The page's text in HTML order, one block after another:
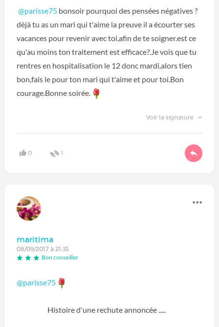
@parisse75 bonsoir pourquoi des pensées négatives ?
dèjà tu as un mari qui t'aime la preuve il a écourter ses
vacances pour revenir avec toi,afin de te soigner.est ce
qu'au moins ton traitement est efficace?.Je vois que tu
rentres en hospitalisation le 12 donc mardi,alors tien
bon,fais le pour ton mari qui t'aime et pour toi.Bon
courage.Bonne soirée.
Voir la signature
0 1
maritima
08/09/2017 à 21:35
Bon conseiller
@parisse75
Histoire d'une rechute annoncée .....